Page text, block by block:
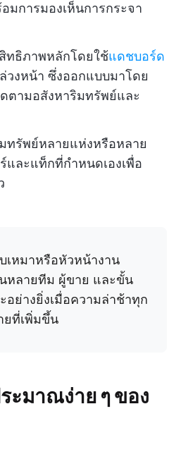
มการมองเห็นการกระจา
ทธิภาพหลักโดยใช้แดชบอร์ด
วงหน้า ซึ่งออกแบบมาโดย
ตามอสังหาริมทรัพย์และ
ทรัพย์หลายแห่งหรือหลาย
และแท็กที่กำหนดเองเพื่อ
เหมาหรือหัวหน้างาน
หลายทีม ผู้ขาย และขั้น
อย่างยิ่งเมื่อความล่าช้าทุก
ยที่เพิ่มขึ้น
ะมาณง่าย ๆ ของ